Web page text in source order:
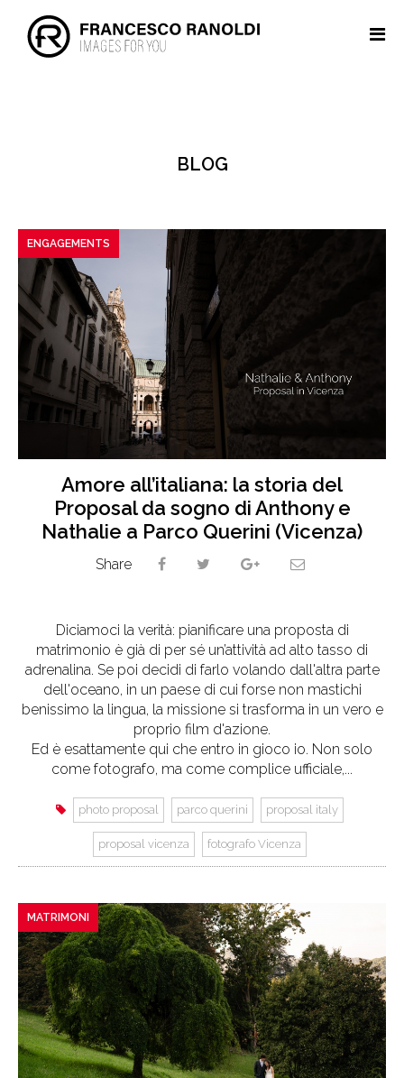
BLOG
ENGAGEMENTS
Amore all’italiana: la storia del
Proposal da sogno di Anthony e
Nathalie a Parco Querini (Vicenza)
Share
Diciamoci la verità: pianificare una proposta di
matrimonio è già di per sé un’attività ad alto tasso di
adrenalina. Se poi decidi di farlo volando dall'altra parte
dell'oceano, in un paese di cui forse non mastichi
benissimo la lingua, la missione si trasforma in un vero e
proprio film d'azione.
Ed è esattamente qui che entro in gioco io. Non solo
come fotografo, ma come complice ufficiale,...
photo proposal parco querini proposal italy
proposal vicenza fotografo Vicenza
MATRIMONI